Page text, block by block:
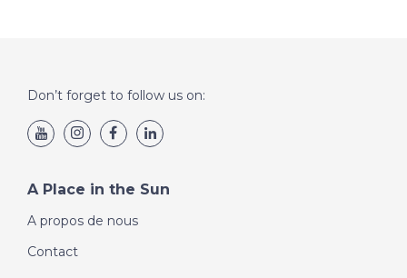
Don’t forget to follow us on:
A Place in the Sun
A propos de nous
Contact